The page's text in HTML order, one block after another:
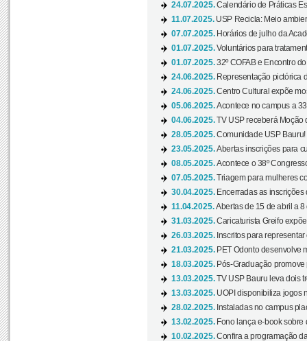
24.07.2025.Calendário de Práticas
11.07.2025. USP Recicla: Meio
07.07.2025. Horários de julho da
01.07.2025.Voluntários para
01.07.2025.32º COFAB e Encontro
24.06.2025. Representação pictórica
24.06.2025.Centro Cultural expõe
05.06.2025.Acontece no campus a
04.06.2025.TV USP receberá Moção
28.05.2025.Comunidade USP Bauru!
23.05.2025.Abertas inscrições para
08.05.2025.Acontece o 38º
07.05.2025.Triagem para mulheres
30.04.2025. Encerradas as inscrições
11.04.2025.Abertas de 15 de abril a
31.03.2025.Caricaturista Greifo
26.03.2025. Inscritos para
21.03.2025. PET Odonto desenvolve
18.03.2025. Pós-Graduação
13.03.2025.TV USP Bauru leva dois
13.03.2025. UOPI disponibiliza jogos
28.02.2025. Instaladas no campus
13.02.2025. Fono lança e-book sobre
10.02.2025.Confira a programação